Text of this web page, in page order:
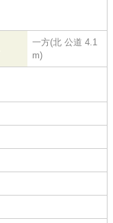
一方(北 公道 4.1
m)